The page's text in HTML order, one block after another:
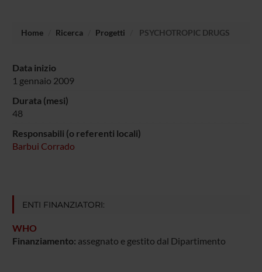
Home Ricerca Progetti PSYCHOTROPIC DRUGS
Data inizio
1 gennaio 2009
Durata (mesi)
48
Responsabili (o referenti locali)
Barbui Corrado
ENTI FINANZIATORI:
WHO
Finanziamento: assegnato e gestito dal Dipartimento